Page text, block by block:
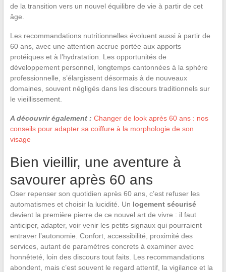
de la transition vers un nouvel équilibre de vie à partir de cet
âge.
Les recommandations nutritionnelles évoluent aussi à partir de
60 ans, avec une attention accrue portée aux apports
protéiques et à l’hydratation. Les opportunités de
développement personnel, longtemps cantonnées à la sphère
professionnelle, s’élargissent désormais à de nouveaux
domaines, souvent négligés dans les discours traditionnels sur
le vieillissement.
A découvrir également : Changer de look après 60 ans : nos
conseils pour adapter sa coiffure à la morphologie de son
visage
Bien vieillir, une aventure à
savourer après 60 ans
Oser repenser son quotidien après 60 ans, c’est refuser les
automatismes et choisir la lucidité. Un logement sécurisé
devient la première pierre de ce nouvel art de vivre : il faut
anticiper, adapter, voir venir les petits signaux qui pourraient
entraver l’autonomie. Confort, accessibilité, proximité des
services, autant de paramètres concrets à examiner avec
honnêteté, loin des discours tout faits. Les recommandations
abondent, mais c’est souvent le regard attentif, la vigilance et la